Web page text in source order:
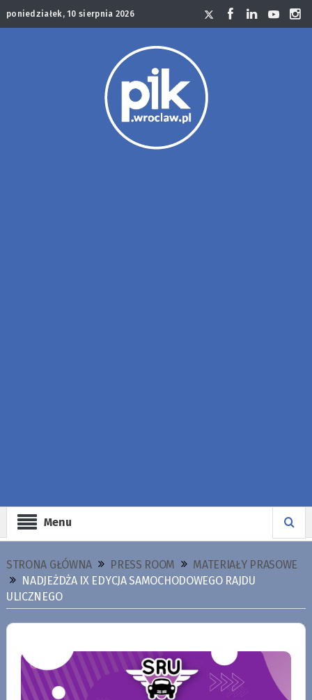
poniedziałek, 10 sierpnia 2026
Menu
STRONA GŁÓWNA PRESS ROOM
MATERIAŁY PRASOWE
NADJEŻDŻA IX EDYCJA SAMOCHODOWEGO RAJDU
ULICZNEGO